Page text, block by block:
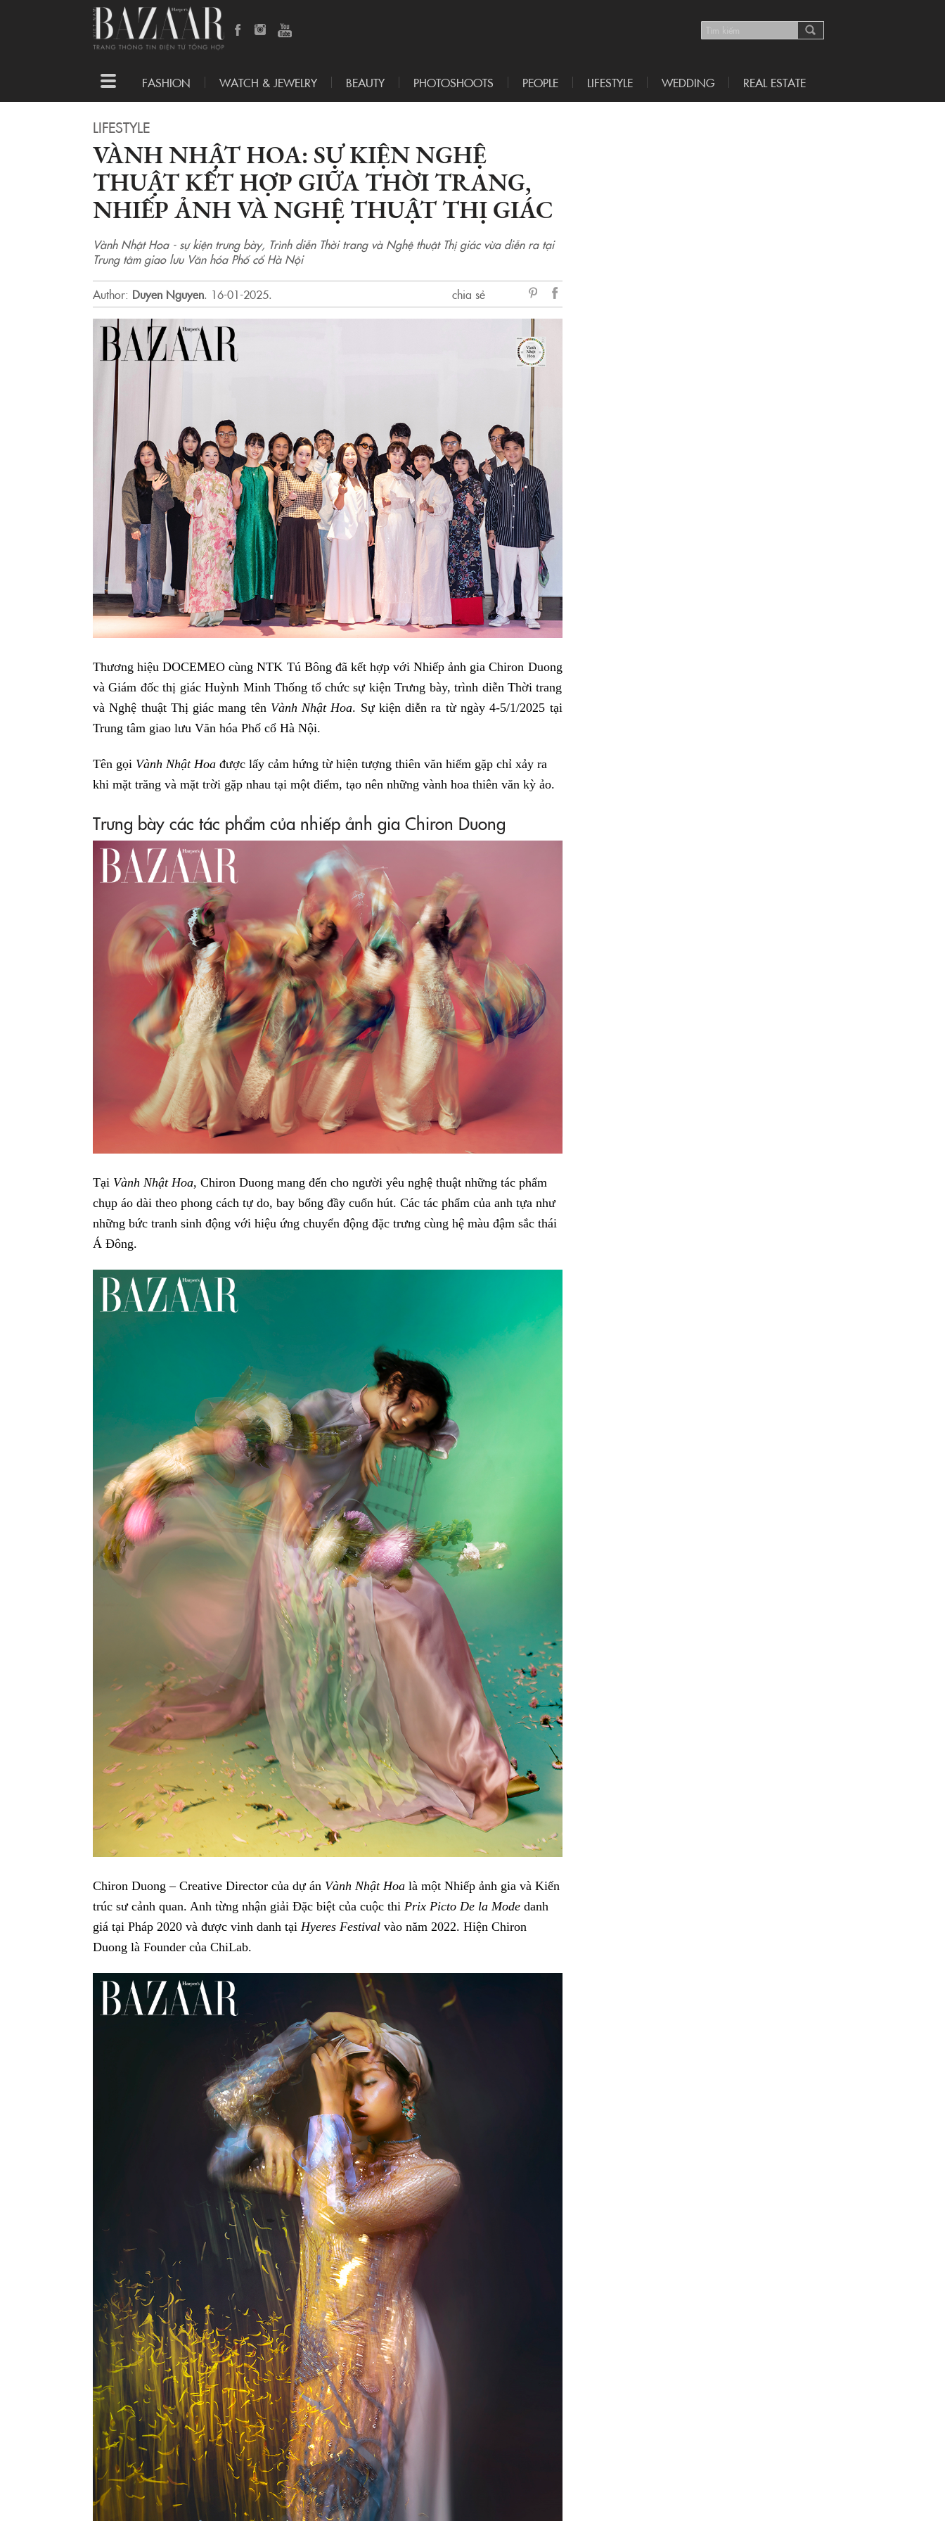
Toggle
navigation
FASHION WATCH & JEWELRY BEAUTY PHOTOSHOOTS PEOPLE LIFESTYLE WEDDING REAL ESTATE
LIFESTYLE
VÀNH NHẬT HOA: SỰ KIỆN NGHỆ
THUẬT KẾT HỢP GIỮA THỜI TRANG,
NHIẾP ẢNH VÀ NGHỆ THUẬT THỊ GIÁC
Vành Nhật Hoa - sự kiện trưng bày, Trình diễn Thời trang và Nghệ thuật Thị giác vừa diễn ra tại
Trung tâm giao lưu Văn hóa Phố cổ Hà Nội
Author: Duyen Nguyen. 16-01-2025.
chia sẻ
Thương hiệu DOCEMEO cùng NTK Tú Bông đã kết hợp với Nhiếp ảnh gia Chiron Duong
và Giám đốc thị giác Huỳnh Minh Thống tổ chức sự kiện Trưng bày, trình diễn Thời trang
và Nghệ thuật Thị giác mang tên Vành Nhật Hoa. Sự kiện diễn ra từ ngày 4-5/1/2025 tại
Trung tâm giao lưu Văn hóa Phố cổ Hà Nội.
Tên gọi Vành Nhật Hoa được lấy cảm hứng từ hiện tượng thiên văn hiếm gặp chỉ xảy ra
khi mặt trăng và mặt trời gặp nhau tại một điểm, tạo nên những vành hoa thiên văn kỳ ảo.
Trưng bày các tác phẩm của nhiếp ảnh gia Chiron Duong
Tại Vành Nhật Hoa, Chiron Duong mang đến cho người yêu nghệ thuật những tác phẩm
chụp áo dài theo phong cách tự do, bay bổng đầy cuốn hút. Các tác phẩm của anh tựa như
những bức tranh sinh động với hiệu ứng chuyển động đặc trưng cùng hệ màu đậm sắc thái
Á Đông.
Chiron Duong – Creative Director của dự án Vành Nhật Hoa là một Nhiếp ảnh gia và Kiến
trúc sư cảnh quan. Anh từng nhận giải Đặc biệt của cuộc thi Prix Picto De la Mode danh
giá tại Pháp 2020 và được vinh danh tại Hyeres Festival vào năm 2022. Hiện Chiron
Duong là Founder của ChiLab.